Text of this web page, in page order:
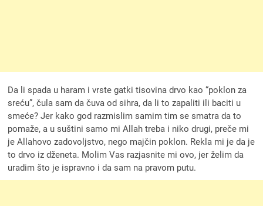
Da li spada u haram i vrste gatki tisovina drvo kao “poklon za
sreću”, čula sam da čuva od sihra, da li to zapaliti ili baciti u
smeće? Jer kako god razmislim samim tim se smatra da to
pomaže, a u suštini samo mi Allah treba i niko drugi, preče mi
je Allahovo zadovoljstvo, nego majčin poklon. Rekla mi je da je
to drvo iz dženeta. Molim Vas razjasnite mi ovo, jer želim da
uradim što je ispravno i da sam na pravom putu.